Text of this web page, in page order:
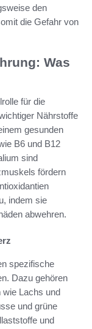
den
die Gefahr von
Was
für die
Nährstoffe
gesunden
B6 und B12
sind
fördern
indem sie
abwehren.
spezifische
Dazu gehören
wie Lachs und
und grüne
und